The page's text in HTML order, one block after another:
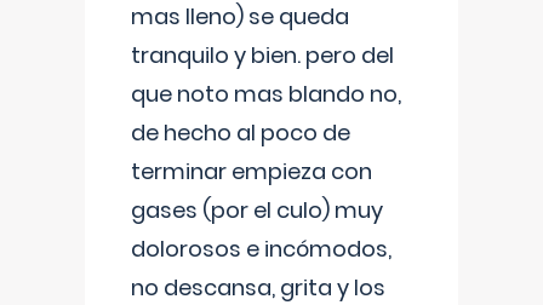
mas lleno) se queda
tranquilo y bien. pero del
que noto mas blando no,
de hecho al poco de
terminar empieza con
gases (por el culo) muy
dolorosos e incómodos,
no descansa, grita y los